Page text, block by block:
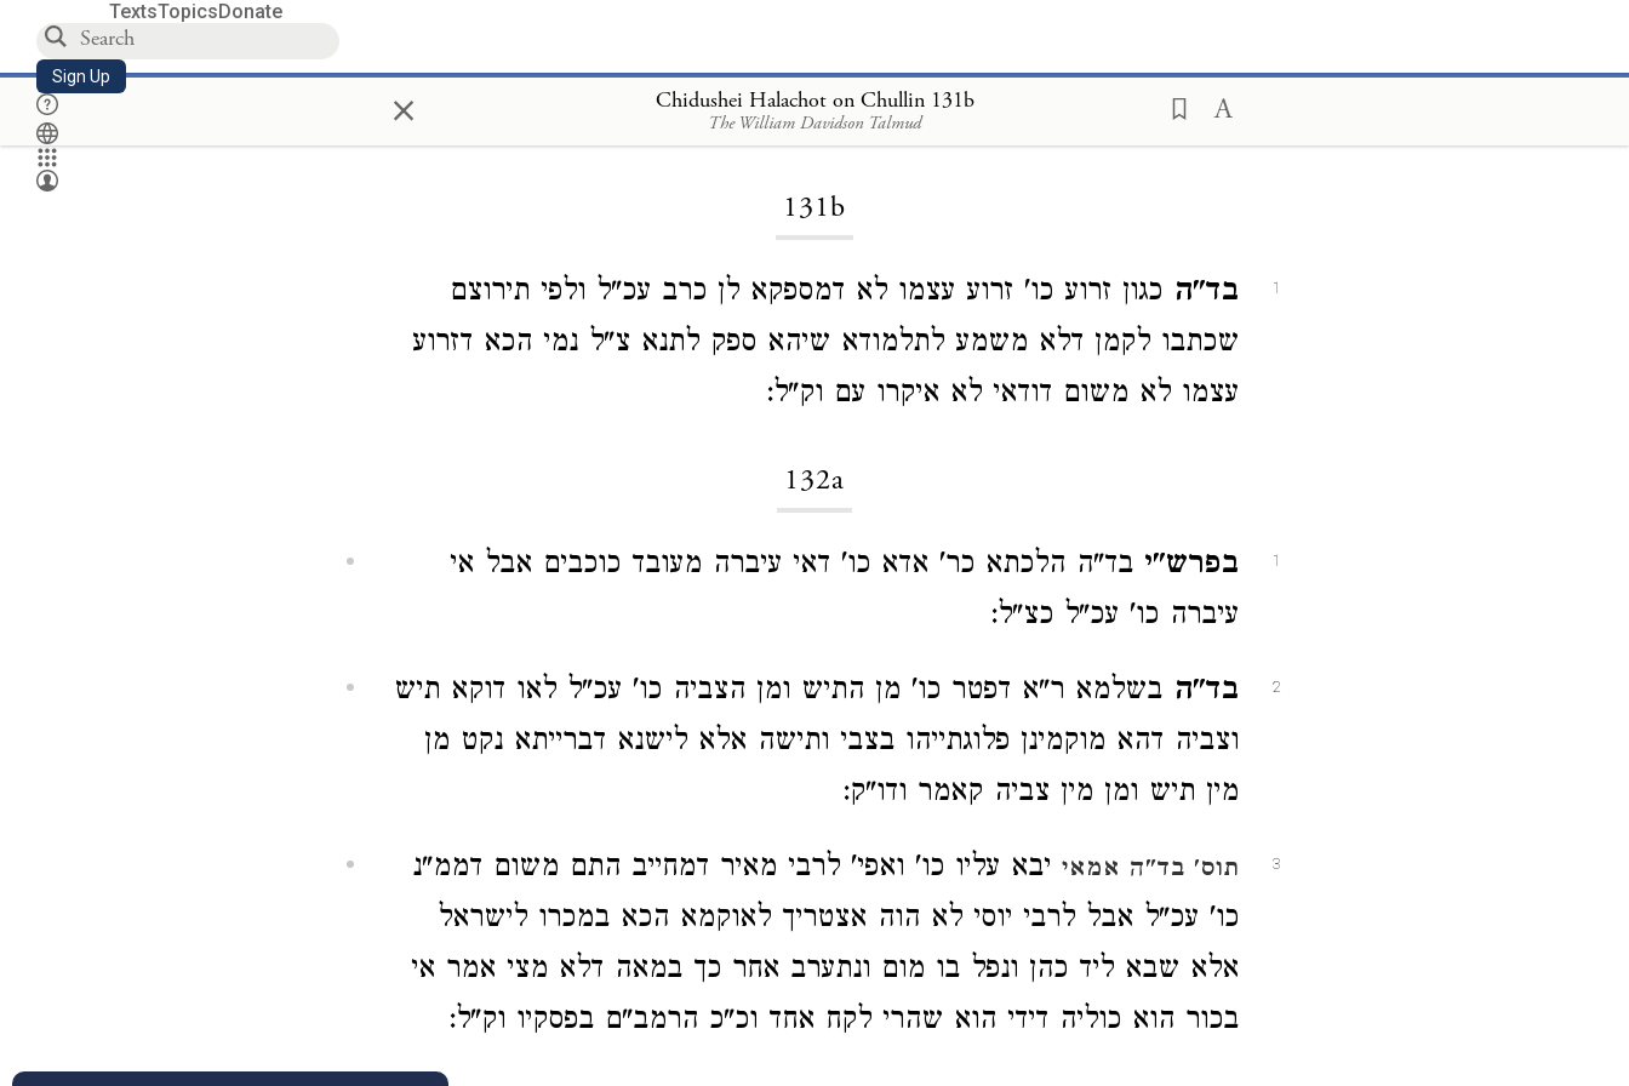
TextsTopicsDonate
Sign Up × Chidushei Halachot on Chullin 131b
The William Davidson Talmud
Loading...
131b
1 בד"ה כגון זרוע כו' זרוע עצמו לא דמספקא לן כרב עכ"ל ולפי תירוצם
שכתבו לקמן דלא משמע לתלמודא שיהא ספק לתנא צ"ל נמי הכא דזרוע
עצמו לא משום דודאי לא איקרו עם וק"ל:
132a
1 בפרש"י בד"ה הלכתא כר' אדא כו' דאי עיברה מעובד כוכבים אבל אי
עיברה כו' עכ"ל כצ"ל:
2 בד"ה בשלמא ר"א דפטר כו' מן התיש ומן הצביה כו' עכ"ל לאו דוקא תיש
וצביה דהא מוקמינן פלוגתייהו בצבי ותישה אלא לישנא דברייתא נקט מן
מין תיש ומן מין צביה קאמר ודו"ק:
3 תוס' בד"ה אמאי יבא עליו כו' ואפי' לרבי מאיר דמחייב התם משום דממ"נ
כו' עכ"ל אבל לרבי יוסי לא הוה אצטריך לאוקמא הכא במכרו לישראל
אלא שבא ליד כהן ונפל בו מום ונתערב אחר כך במאה דלא מצי אמר אי
בכור הוא כוליה דידי הוא שהרי לקח אחד וכ"כ הרמב"ם בפסקיו וק"ל: